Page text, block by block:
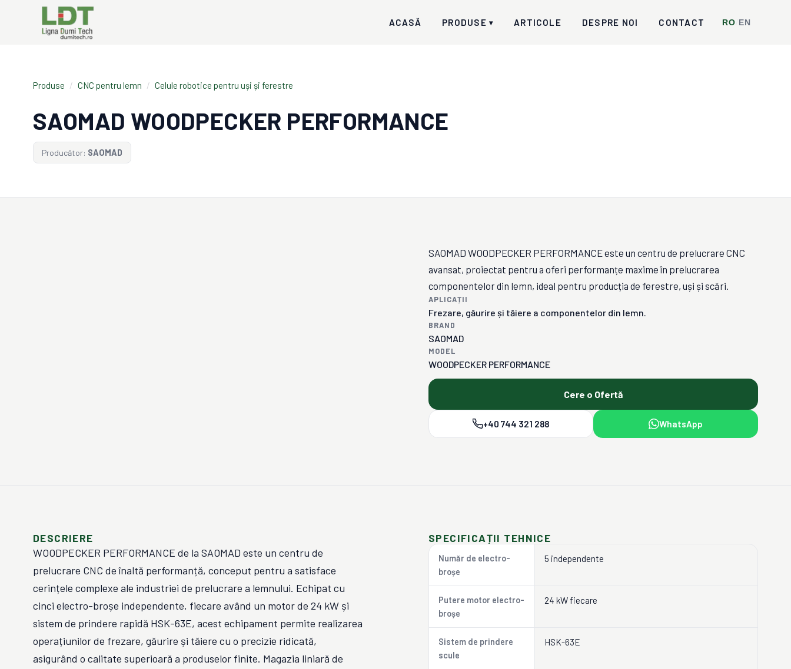
ACASĂ PRODUSE ▾ ARTICOLE DESPRE NOI CONTACT RO EN
Produse / CNC pentru lemn / Celule robotice pentru uși și ferestre
SAOMAD WOODPECKER PERFORMANCE
Producător: SAOMAD
SAOMAD WOODPECKER PERFORMANCE este un centru de prelucrare CNC
avansat, proiectat pentru a oferi performanțe maxime în prelucrarea
componentelor din lemn, ideal pentru producția de ferestre, uși și scări.
APLICAȚII
Frezare, găurire și tăiere a componentelor din lemn.
BRAND
SAOMAD
MODEL
WOODPECKER PERFORMANCE
Cere o Ofertă
+40 744 321 288 WhatsApp
DESCRIERE
WOODPECKER PERFORMANCE de la SAOMAD este un centru de
prelucrare CNC de înaltă performanță, conceput pentru a satisface
cerințele complexe ale industriei de prelucrare a lemnului. Echipat cu
cinci electro-broșe independente, fiecare având un motor de 24 kW și
sistem de prindere rapidă HSK-63E, acest echipament permite realizarea
operațiunilor de frezare, găurire și tăiere cu o precizie ridicată,
asigurând o calitate superioară a produselor finite. Magazia liniară de
SPECIFICAȚII TEHNICE
Număr de electro-
broșe
5 independente
Putere motor electro-
broșe
24 kW fiecare
Sistem de prindere
scule
HSK-63E